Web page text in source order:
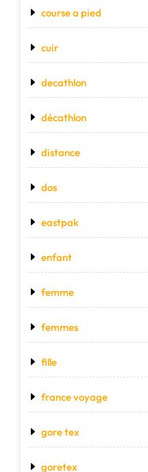
course a pied
cuir
decathlon
décathlon
distance
dos
eastpak
enfant
femme
femmes
fille
france voyage
gore tex
goretex